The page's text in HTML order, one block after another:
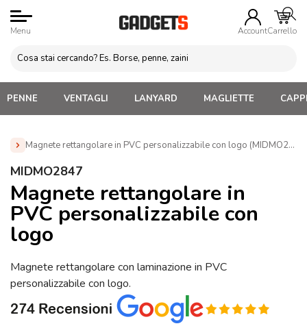
Menu AccountCarrello
PENNE VENTAGLI LANYARD MAGLIETTE
Magnete rettangolare in PVC personalizzabile con logo (MIDMO2847)
Home » Magneti Frigor Personalizzati
con logo (MIDMO2847)
MIDMO2847
Magnete rettangolare in
PVC personalizzabile con
logo
Magnete rettangolare con laminazione in PVC
personalizzabile con logo.